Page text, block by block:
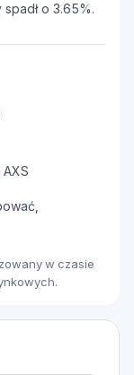
o 3.65%.
w czasie